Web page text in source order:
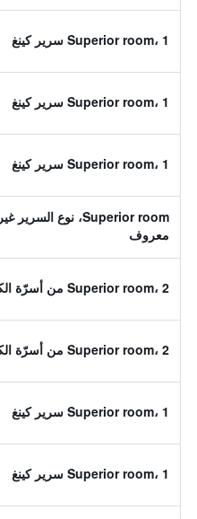
Superior room، 1 سرير كينغ
Superior room، 1 سرير كينغ
Superior room، 1 سرير كينغ
Superior room، نوع السرير غير
معروف
Superior room، 2 من أسرّة الكوين
Superior room، 2 من أسرّة الكوين
Superior room، 1 سرير كينغ
Superior room، 1 سرير كينغ